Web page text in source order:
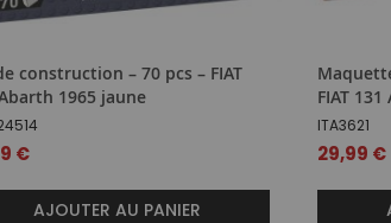
construction – 70 pcs – FIAT
1965 jaune
€
AJOUTER AU PANIER
FIAT
ITA3621
29,99 €